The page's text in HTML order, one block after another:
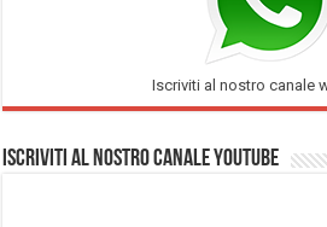
Iscriviti al nostro canale
Iscriviti al nostro Canale Youtube